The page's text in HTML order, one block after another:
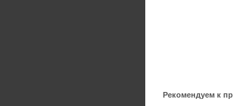
Рекомендуем к